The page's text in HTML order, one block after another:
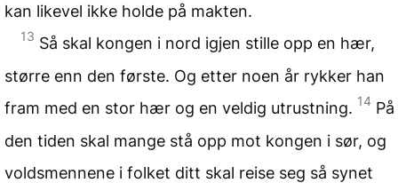
kan likevel ikke holde på makten.
13 Så skal kongen i nord igjen stille opp en hær,
større enn den første. Og etter noen år rykker han
fram med en stor hær og en veldig utrustning. 14 På
den tiden skal mange stå opp mot kongen i sør, og
voldsmennene i folket ditt skal reise seg så synet